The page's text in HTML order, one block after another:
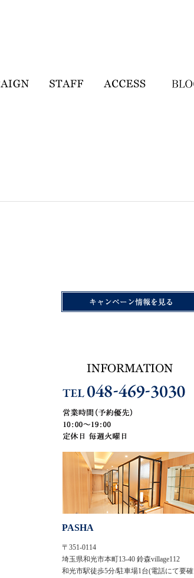
PASHA
〒351-0114
埼玉県和光市本町13-40 鈴森village112
和光市駅徒歩5分/駐車場1台(電話にて要確